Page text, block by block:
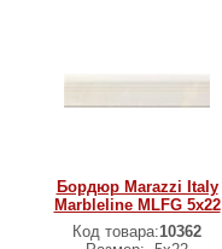
Бордюр Marazzi Italy
Marbleline MLFG 5х22
Код товара:10362